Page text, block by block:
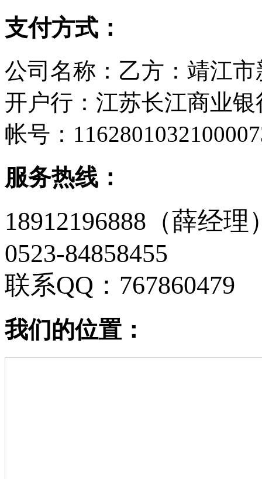
支付方式：
公司名称：乙方：靖江
开户行：江苏长江商业
帐号：
服务热线：
18912196888（薛经理
0523-84858455
联系QQ：767860479
我们的位置：